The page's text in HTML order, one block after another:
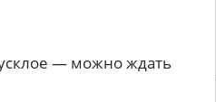
— можно ждать